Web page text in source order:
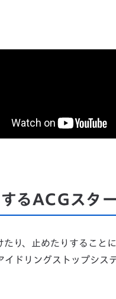
るACGスタ
り、止めたりすること
イドリングストップシス